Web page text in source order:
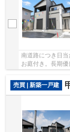
南道路につき日
お庭付き。長期
き随時ご見学受付
売買 | 新築一戸建